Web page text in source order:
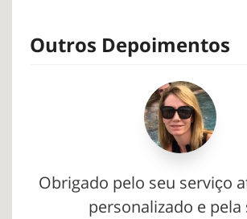
Outros Depoimentos
Obrigado pelo seu serviço
personalizado e pela